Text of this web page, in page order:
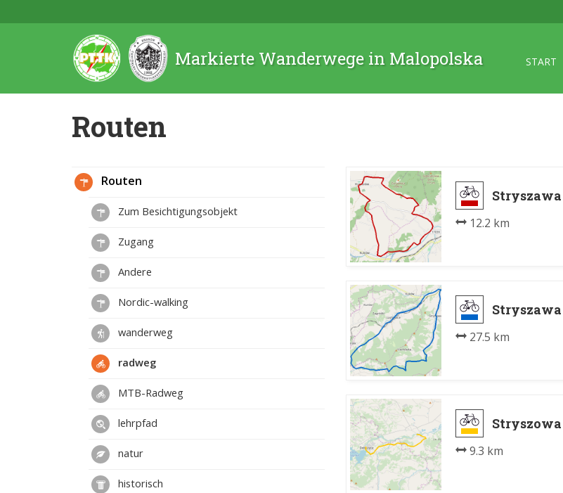
Markierte Wanderwege in Malopolska START
Routen
12.2 km
27.5 km
Stryszowa
9.3 km
Routen
Zum Besichtigungsobjekt
Zugang
Andere
Nordic-walking
wanderweg
radweg
MTB-Radweg
lehrpfad
natur
historisch